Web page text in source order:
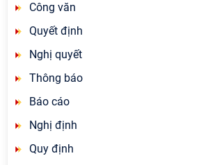
Công văn
Quyết định
Nghị quyết
Thông báo
Báo cáo
Nghị định
Quy định